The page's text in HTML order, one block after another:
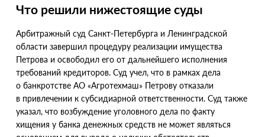
Что решили нижестоящие суды
Арбитражный суд Санкт-Петербурга и Ленинградской
области завершил процедуру реализации имущества
Петрова и освободил его от дальнейшего исполнения
требований кредиторов. Суд учел, что в рамках дела
о банкротстве АО «Агротехмаш» Петрову отказали
в привлечении к субсидиарной ответственности. Суд также
указал, что возбуждение уголовного дела по факту
хищения у банка денежных средств не может являться